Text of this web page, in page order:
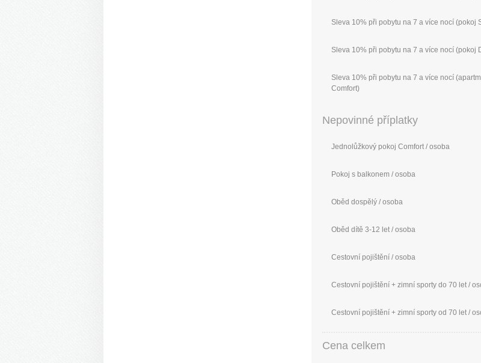
Sleva 10% při pobytu na 7 a více nocí (pokoj
Sleva 10% při pobytu na 7 a více nocí (pokoj
Sleva 10% při pobytu na 7 a více nocí
Comfort)
Nepovinné příplatky
Jednolůžkový pokoj Comfort / osoba
Pokoj s balkonem / osoba
Oběd dospělý / osoba
Oběd dítě 3-12 let / osoba
Cestovní pojištění / osoba
Cestovní pojištění + zimní sporty do 70 let /
Cestovní pojištění + zimní sporty od 70 let /
Cena celkem